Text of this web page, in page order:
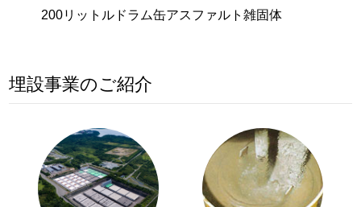
200リットルドラム缶アスファルト雑固体
埋設事業のご紹介